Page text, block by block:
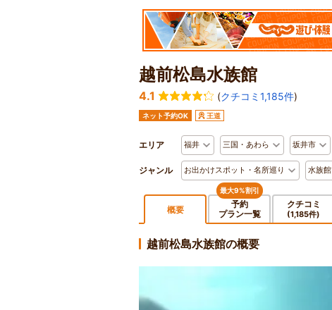
越前松島水族館
4.1 (クチコミ1,185件)
ネット予約OK 王道
エリア 福井 三国・あわら 坂井市
ジャンル お出かけスポット・名所巡り 水族館
概要
最大9%割引
予約
プラン一覧
クチコミ
(1,185件)
越前松島水族館の概要